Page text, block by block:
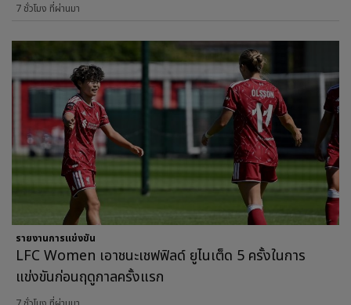
7 ชั่วโมง ที่ผ่านมา
รายงานการแข่งขัน
LFC Women เอาชนะเชฟฟิลด์ ยูไนเต็ด 5 ครั้งในการ
แข่งขันก่อนฤดูกาลครั้งแรก